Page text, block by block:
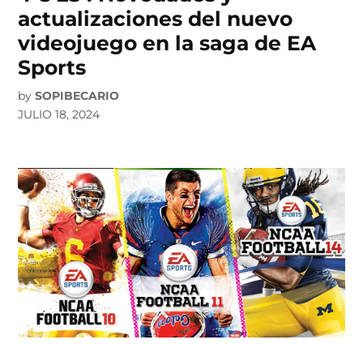
actualizaciones del nuevo
videojuego en la saga de EA
Sports
by SOPIBECARIO
JULIO 18, 2024